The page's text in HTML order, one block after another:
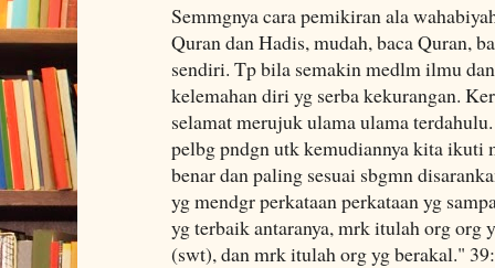
Semmgnya cara pemikiran ala
Quran dan Hadis, mudah, baca Quran,
sendiri. Tp bila semakin medlm ilmu
kelemahan diri yg serba kekurangan.
selamat merujuk ulama ulama
pelbg pndgn utk kemudiannya kita ikuti
benar dan paling sesuai sbgmn
yg mendgr perkataan perkataan yg
yg terbaik antaranya, mrk itulah org
(swt), dan mrk itulah org yg berakal."